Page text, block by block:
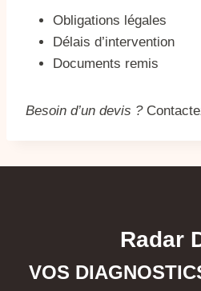
Obligations légales
Délais d’intervention
Documents remis
Besoin d’un devis ?
Radar
VOS